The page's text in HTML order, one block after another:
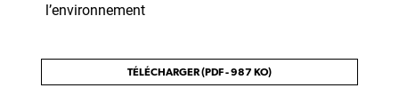
l’environnement
TÉLÉCHARGER (PDF - 987 KO)